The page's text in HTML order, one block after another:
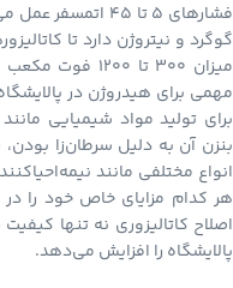
فشارهای ۵ تا ۴۵
گوگرد و نیتروژن دارد تا
میزان ۳۰۰ تا
مهمی برای هیدروژن در
برای تولید مواد شیمیایی
بنزن آن به دلیل سرطان‌زا بودن،
انواع مختلفی مانند
هر کدام مزایای خاص خود را در
اصلاح کاتالیزوری نه تنها
پالایشگاه را افزایش می‌دهد.